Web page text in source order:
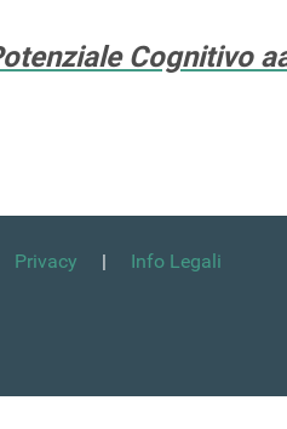
Cognitivo
Privacy | Info Legali